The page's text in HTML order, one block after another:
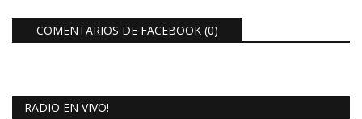
COMENTARIOS DE FACEBOOK (0)
RADIO EN VIVO!